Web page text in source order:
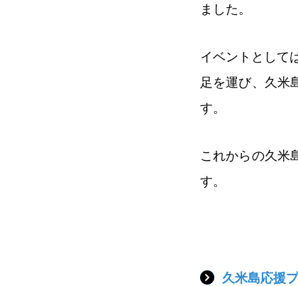
ました。
イベントとして
足を運び、久米
す。
これからの久米
す。
久米島応援